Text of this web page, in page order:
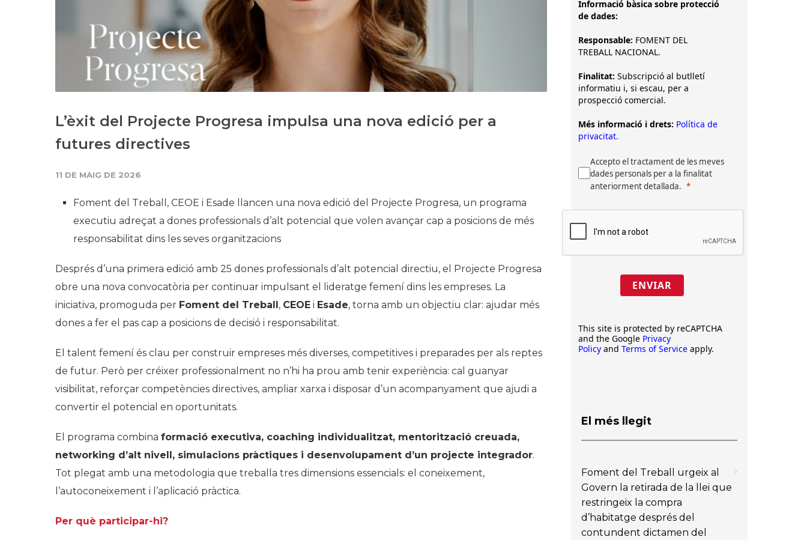
Seu Social
L’èxit del Projecte Progresa impulsa una nova edició per a
futures directives
11 DE MAIG DE 2026
Foment del Treball, CEOE i Esade llancen una nova edició del Projecte Progresa, un programa
executiu adreçat a dones professionals d’alt potencial que volen avançar cap a posicions de més
responsabilitat dins les seves organitzacions
Després d’una primera edició amb 25 dones professionals d’alt potencial directiu, el Projecte Progresa
obre una nova convocatòria per continuar impulsant el lideratge femení dins les empreses. La
iniciativa, promoguda per Foment del Treball, CEOE i Esade, torna amb un objectiu clar: ajudar més
dones a fer el pas cap a posicions de decisió i responsabilitat.
El talent femení és clau per construir empreses més diverses, competitives i preparades per als reptes
de futur. Però per créixer professionalment no n’hi ha prou amb tenir experiència: cal guanyar
visibilitat, reforçar competències directives, ampliar xarxa i disposar d’un acompanyament que ajudi a
convertir el potencial en oportunitats.
El programa combina formació executiva, coaching individualitzat, mentorització creuada,
networking d’alt nivell, simulacions pràctiques i desenvolupament d’un projecte integrador.
Tot plegat amb una metodologia que treballa tres dimensions essencials: el coneixement,
l’autoconeixement i l’aplicació pràctica.
Per què participar-hi?
Informació bàsica sobre protecció
de dades:
Responsable: FOMENT DEL
TREBALL NACIONAL.
Finalitat: Subscripció al butlletí
informatiu i, si escau, per a
prospecció comercial.
Més informació i drets: Política de
privacitat.
Accepto el tractament de les meves
dades personals per a la finalitat
anteriorment detallada.
ENVIAR
This site is protected by reCAPTCHA
and the Google Privacy
Policy and Terms of Service apply.
El més llegit
Foment del Treball urgeix al
Govern la retirada de la llei que
restringeix la compra
d’habitatge després del
contundent dictamen del